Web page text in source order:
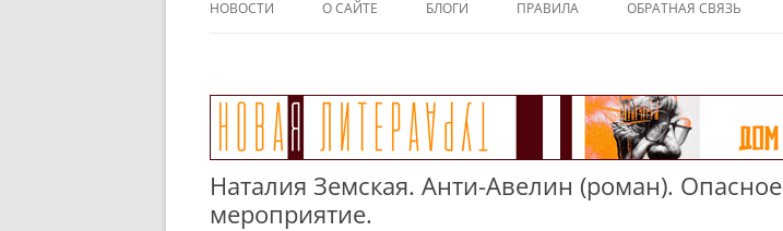
НОВОСТИ О САЙТЕ БЛОГИ ПРАВИЛА ОБРАТНАЯ СВЯЗЬ
Наталия Земская. Анти-Авелин (роман). Опасное
мероприятие.